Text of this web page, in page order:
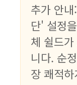
추가 안
단' 설정
체 쉴드
니다. 순
장 쾌적